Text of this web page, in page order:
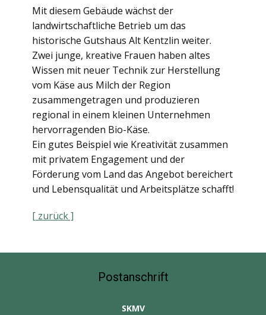
Mit diesem Gebäude wächst der
landwirtschaftliche Betrieb um das
historische Gutshaus Alt Kentzlin weiter.
Zwei junge, kreative Frauen haben altes
Wissen mit neuer Technik zur Herstellung
vom Käse aus Milch der Region
zusammengetragen und produzieren
regional in einem kleinen Unternehmen
hervorragenden Bio-Käse.
Ein gutes Beispiel wie Kreativität zusammen
mit privatem Engagement und der
Förderung vom Land das Angebot bereichert
und Lebensqualität und Arbeitsplätze schafft!
[ zurück ]
Postanschrift
SKMV